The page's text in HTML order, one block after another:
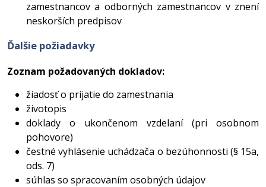
zamestnancov a odborných zamestnancov v znení
neskorších predpisov
Ďalšie požiadavky
Zoznam požadovaných dokladov:
žiadosť o prijatie do zamestnania
životopis
doklady o ukončenom vzdelaní (pri osobnom
pohovore)
čestné vyhlásenie uchádzača o bezúhonnosti (§ 15a,
ods. 7)
súhlas so spracovaním osobných údajov